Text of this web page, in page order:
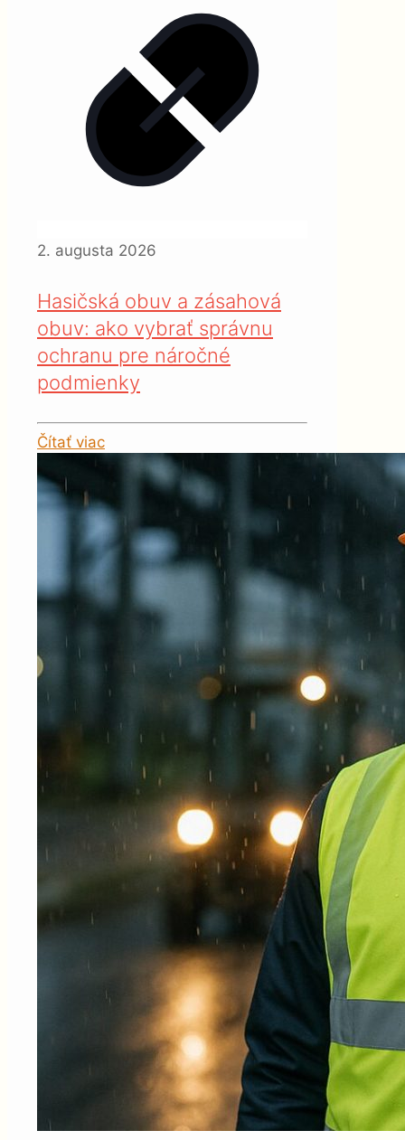
2. augusta 2026
Hasičská obuv a zásahová
obuv: ako vybrať správnu
ochranu pre náročné
podmienky
Čítať viac